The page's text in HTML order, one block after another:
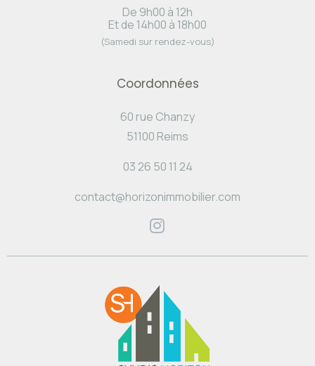
De 9h00 à 12h
Et de 14h00 à 18h00
(Samedi sur rendez-vous)
Coordonnées
60 rue Chanzy
51100 Reims
03 26 50 11 24
contact@horizonimmobilier.com